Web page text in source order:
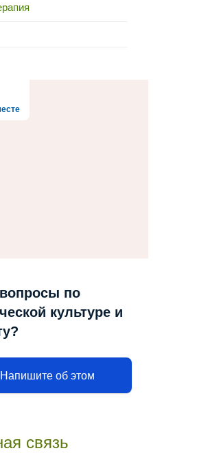
по
культуре и
Напишите об этом
связь